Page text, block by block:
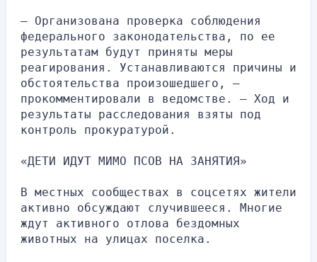
— Организована проверка соблюдения
федерального законодательства, по ее
результатам будут приняты меры
реагирования. Устанавливаются причины и
обстоятельства произошедшего, —
прокомментировали в ведомстве. — Ход и
результаты расследования взяты под
контроль прокуратурой.
«ДЕТИ ИДУТ МИМО ПСОВ НА ЗАНЯТИЯ»
В местных сообществах в соцсетях жители
активно обсуждают случившееся. Многие
ждут активного отлова бездомных
животных на улицах поселка.